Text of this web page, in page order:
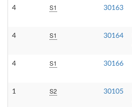
4 S1 30163
4 S1 30164
4 S1 30166
1 S2 30105